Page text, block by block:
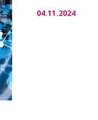
04.11.2024